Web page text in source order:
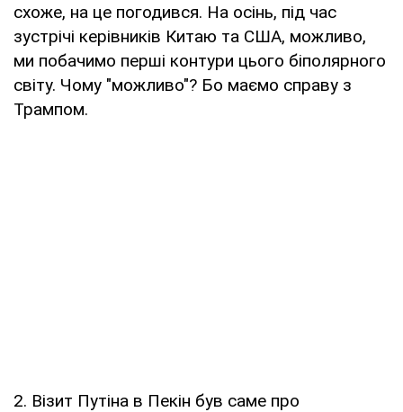
схоже, на це погодився. На осінь, під час
зустрічі керівників Китаю та США, можливо,
ми побачимо перші контури цього біполярного
світу. Чому "можливо"? Бо маємо справу з
Трампом.
2. Візит Путіна в Пекін був саме про